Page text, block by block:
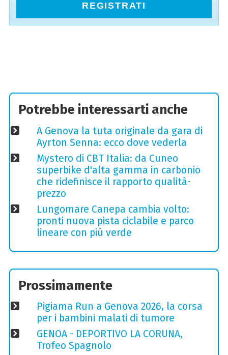
REGISTRATI
Potrebbe interessarti anche
A Genova la tuta originale da gara di
Ayrton Senna: ecco dove vederla
Mystero di CBT Italia: da Cuneo
superbike d'alta gamma in carbonio
che ridefinisce il rapporto qualità-
prezzo
Lungomare Canepa cambia volto:
pronti nuova pista ciclabile e parco
lineare con più verde
Prossimamente
Pigiama Run a Genova 2026, la corsa
per i bambini malati di tumore
GENOA - DEPORTIVO LA CORUNA,
Trofeo Spagnolo